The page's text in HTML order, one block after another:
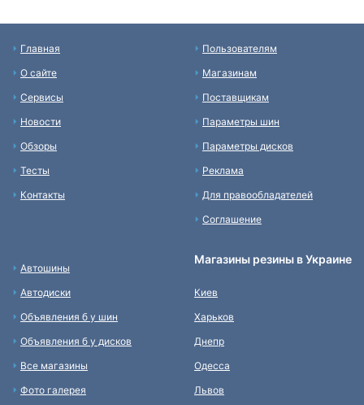
Главная
О сайте
Сервисы
Новости
Обзоры
Тесты
Контакты
Пользователям
Магазинам
Поставщикам
Параметры шин
Параметры дисков
Реклама
Для правообладателей
Соглашение
Автошины
Автодиски
Объявления б у шин
Объявления б у дисков
Все магазины
Фото галерея
Магазины резины в Украине
Киев
Харьков
Днепр
Одесса
Львов